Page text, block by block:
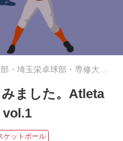
・埼玉栄卓球部・専修大学
ました。Atleta
vol.1
ケットボール